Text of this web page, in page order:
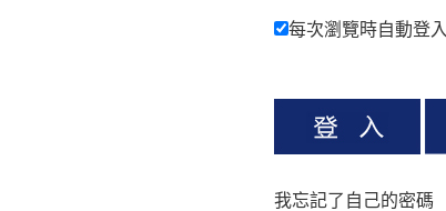
每次瀏覽時自動登入
我忘記了自己的密碼